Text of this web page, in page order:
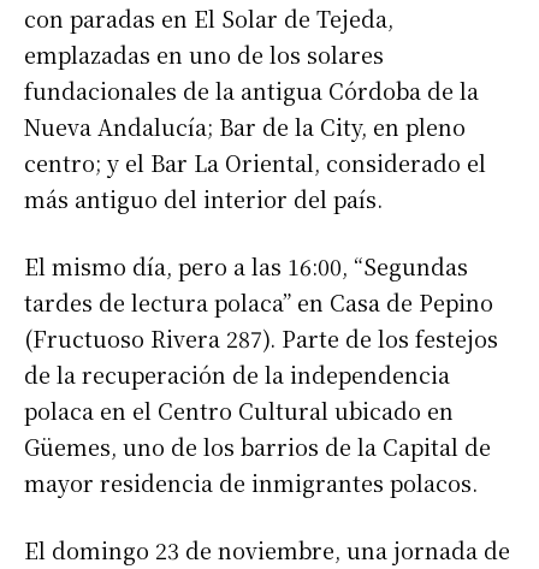
con paradas en El Solar de Tejeda,
emplazadas en uno de los solares
fundacionales de la antigua Córdoba de la
Nueva Andalucía; Bar de la City, en pleno
centro; y el Bar La Oriental, considerado el
más antiguo del interior del país.
El mismo día, pero a las 16:00, “Segundas
tardes de lectura polaca” en Casa de Pepino
(Fructuoso Rivera 287). Parte de los festejos
de la recuperación de la independencia
polaca en el Centro Cultural ubicado en
Güemes, uno de los barrios de la Capital de
mayor residencia de inmigrantes polacos.
El domingo 23 de noviembre, una jornada de